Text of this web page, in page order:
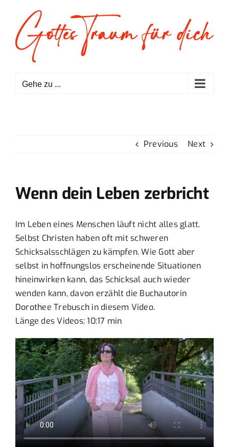
springen
Gehe zu ...
Previous Next
Wenn dein Leben zerbricht
Im Leben eines Menschen läuft nicht alles glatt.
Selbst Christen haben oft mit schweren
Schicksalsschlägen zu kämpfen. Wie Gott aber
selbst in hoffnungslos erscheinende Situationen
hineinwirken kann, das Schicksal auch wieder
wenden kann, davon erzählt die Buchautorin
Dorothee Trebusch in diesem Video.
Länge des Videos: 10:17 min